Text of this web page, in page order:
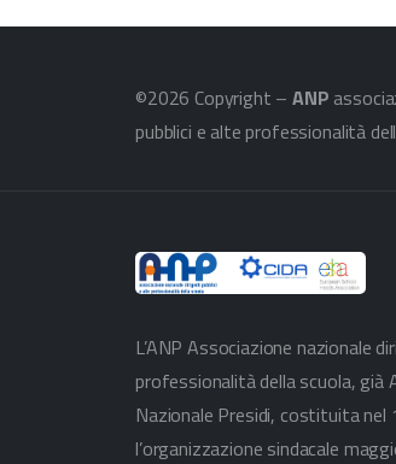
©2026 Copyright –ANP
pubblici e alte professionalità
L’ANP Associazione nazionale
professionalità della scuola, già
Nazionale Presidi, costituita nel
l’organizzazione sindacale